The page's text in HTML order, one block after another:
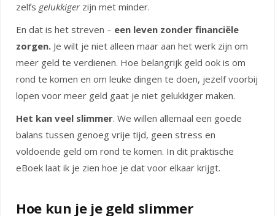
zelfs gelukkigerzijn met minder.
En dat is het streven – een leven zonder financiële
zorgen. Je wilt je niet alleen maar aan het werk zijn om
meer geld te verdienen. Hoe belangrijk geld ook is om
rond te komen en om leuke dingen te doen, jezelf voorbij
lopen voor meer geld gaat je niet gelukkiger maken.
Het kan veel slimmer. We willen allemaal een goede
balans tussen genoeg vrije tijd, geen stress en
voldoende geld om rond te komen. In dit praktische
eBoek laat ik je zien hoe je dat voor elkaar krijgt.
Hoe kun je je geld slimmer